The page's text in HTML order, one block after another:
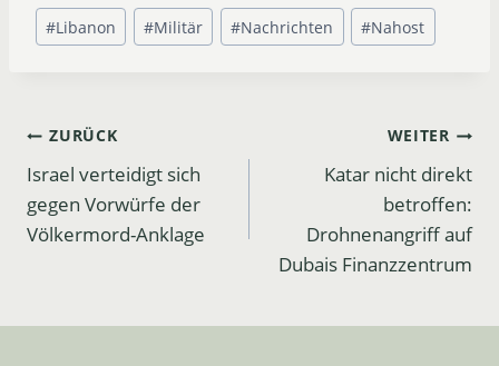
Schlagworte:
#Libanon #Militär #Nachrichten #Nahost
Beitrags-
Navigation
ZURÜCK
Israel verteidigt sich
gegen Vorwürfe der
Völkermord-Anklage
WEITER
Katar nicht direkt
betroffen:
Drohnenangriff auf
Dubais Finanzzentrum